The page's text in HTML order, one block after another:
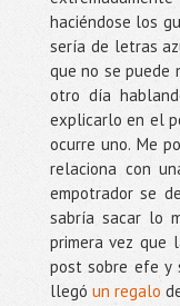
haciéndose los
sería de letras
que no se puede
otro día
explicarlo en el
ocurre uno. Me
relaciona con
empotrador se
sabría sacar lo
primera vez que
post sobre efe y
llegó un regalo